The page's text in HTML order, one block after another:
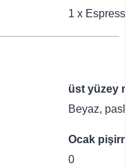
1 x
üst yüzey
Beyaz,
Ocak
0